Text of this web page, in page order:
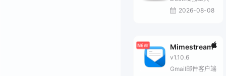
2026-08-08
Mimestream
v1.10.6
Gmail邮件客户端